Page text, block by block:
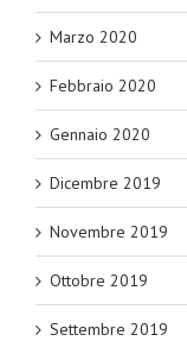
Marzo 2020
Febbraio 2020
Gennaio 2020
Dicembre 2019
Novembre 2019
Ottobre 2019
Settembre 2019